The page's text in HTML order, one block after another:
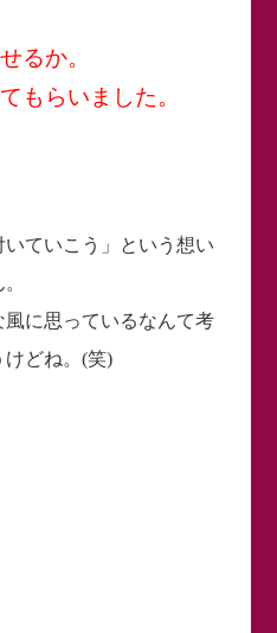
るか。
もらいました。
ていこう」という想い
に思っているなんて考
けどね。(笑)